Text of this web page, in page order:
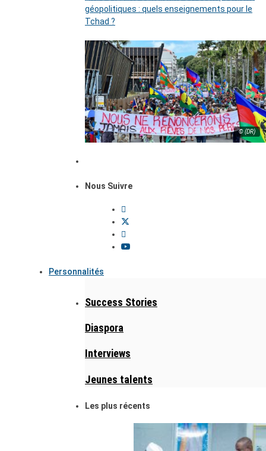
géopolitiques : quels enseignements pour le
Tchad ?
© (DR)
Nous Suivre
Personnalités
Success Stories
Diaspora
Interviews
Jeunes talents
Les plus récents